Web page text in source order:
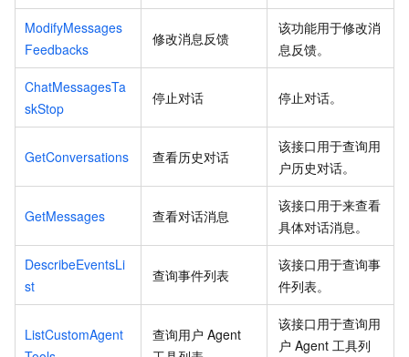
ModifyMessages
Feedbacks
修改消息反馈
该功能用于修改消
息反馈。
ChatMessagesTa
skStop
停止对话 停止对话。
GetConversations 查看历史对话
该接口用于查询用
户历史对话。
GetMessages 查看对话消息
该接口用于来查看
具体对话消息。
DescribeEventsLi
st
查询事件列表
该接口用于查询事
件列表。
ListCustomAgent
查询用户 Agent
该接口用于查询用
户 Agent 工具列